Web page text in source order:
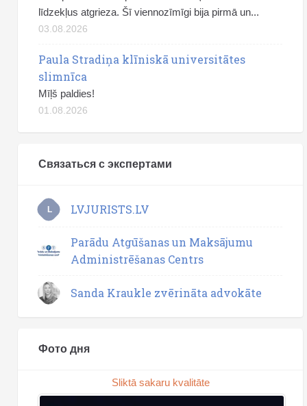
līdzekļus atgrieza. Šī viennozīmīgi bija pirmā un...
03.08.2026
Paula Stradiņa klīniskā universitātes
slimnīca
Mīļš paldies!
01.08.2026
Связаться с экспертами
L LVJURISTS.LV
Parādu Atgūšanas un Maksājumu
Administrēšanas Centrs
Sanda Kraukle zvērināta advokāte
Фото дня
Sliktā sakaru kvalitāte